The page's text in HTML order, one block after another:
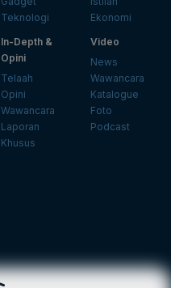
Teknologi
Ekonomi
In-Depth &
Opini
Telaah
Opini
Wawancara
Laporan
Khusus
Video
News
Wawancara
Katalogue
Foto
Podcast